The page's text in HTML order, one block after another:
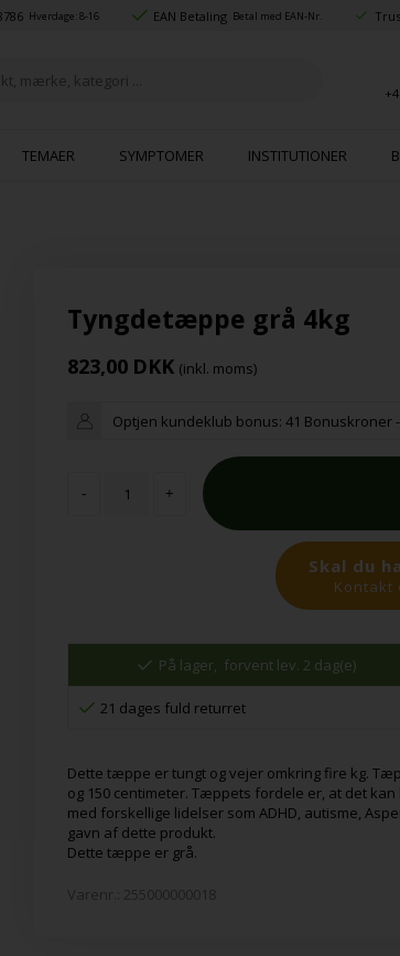
Hverdage: 8-16 EAN Betaling Betal med EAN-Nr.
TEMAER SYMPTOMER INSTITUTIONER
Tyngdetæppe grå 4kg
823,00 DKK (inkl. moms)
Optjen kundeklub bonus:41 Bonuskroner -
- +
Skal du
Kontakt
På lager, forvent lev. 2 dag(e)
21 dages fuld returret
Dette tæppe er tungt og vejer omkring fire kg.
og 150 centimeter. Tæppets fordele er, at det
med forskellige lidelser som ADHD, autisme,
gavn af dette produkt.
Dette tæppe er grå.
Varenr.: 255000000018